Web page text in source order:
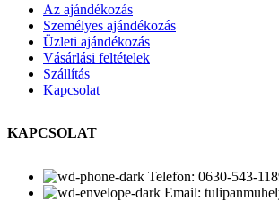
Az ajándékozás
Személyes ajándékozás
Üzleti ajándékozás
Vásárlási feltételek
Szállítás
Kapcsolat
KAPCSOLAT
Telefon: 0630-543-
Email: